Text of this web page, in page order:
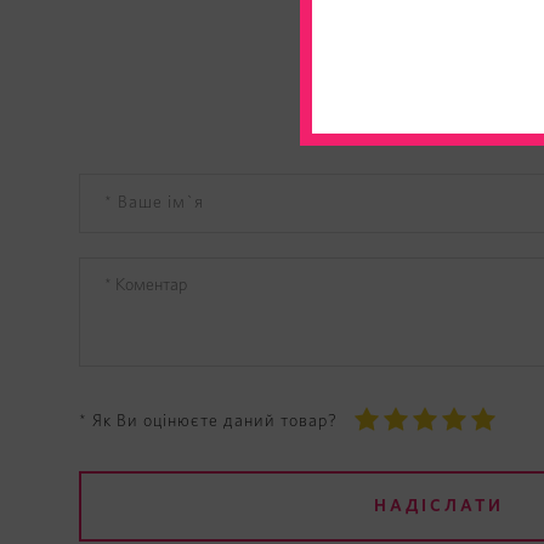
* Як Ви оцінюєте даний товар?
НАДІСЛАТИ